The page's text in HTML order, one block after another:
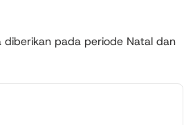
diberikan pada periode Natal dan